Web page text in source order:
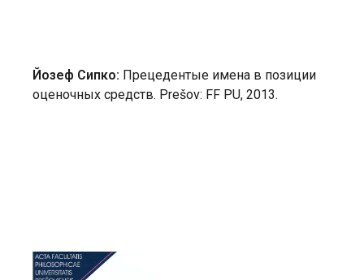
Йозеф Сипко: Прецедентые имена в позиции
оценочных средств. Prešov: FF PU, 2013.